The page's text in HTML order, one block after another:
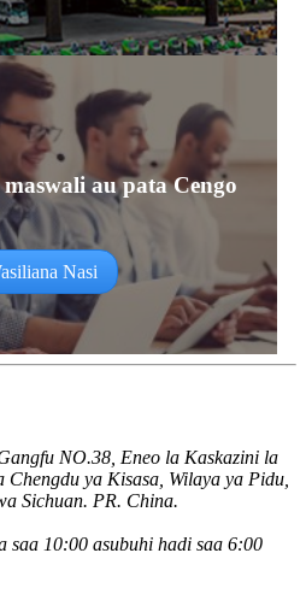
au pata Cengo
Nasi
NO.38, Eneo la Kaskazini la
ya Kisasa, Wilaya ya Pidu,
Sichuan. PR. China.
saa 10:00 asubuhi hadi saa 6:00